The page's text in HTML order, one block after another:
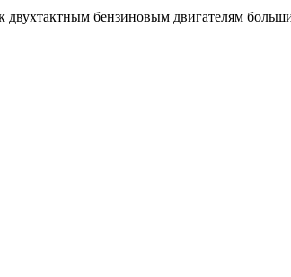
бензиновым двигателям